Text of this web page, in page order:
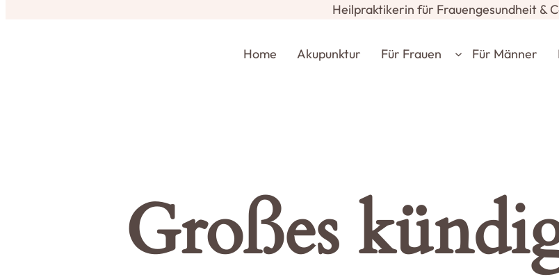
Heilpraktikerin für Frauengesundheit &
Home Akupunktur Für Frauen Für Männer
Großes